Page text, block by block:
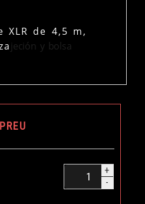
XLR de 4,5 m,
jeción y bolsa
PREU
+
-